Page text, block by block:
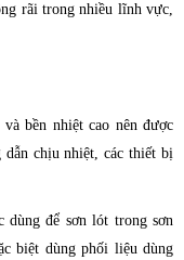
rãi trong nhiều lĩnh vực,
bền nhiệt cao nên đư­ợc
dẫn chịu nhiệt, các thiết bị
để sơn lót trong sơn
biệt dùng phối liệu dùng